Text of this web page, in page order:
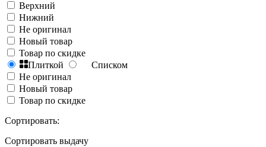
Верхний
Нижний
Не оригинал
Новый товар
Товар по скидке
Плиткой
Списком
Не оригинал
Новый товар
Товар по скидке
Сортировать:
Сортировать выдачу